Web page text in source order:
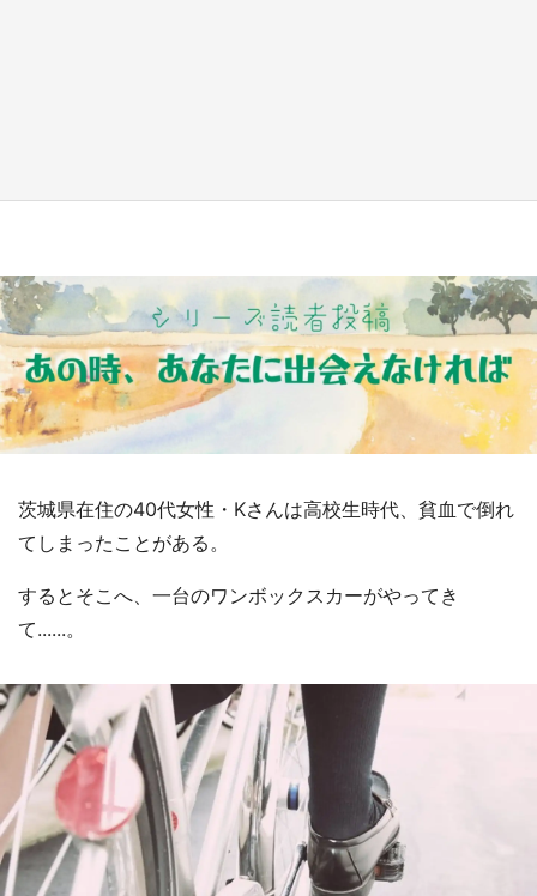
茨城県在住の40代女性・Kさんは高校生時代、貧血で倒れ
てしまったことがある。
するとそこへ、一台のワンボックスカーがやってき
て......。